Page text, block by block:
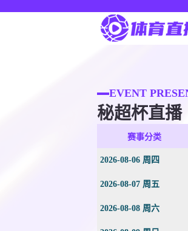
EVENT
秘超杯直播
赛事分类
2026-08-06 周四
2026-08-07 周五
2026-08-08 周六